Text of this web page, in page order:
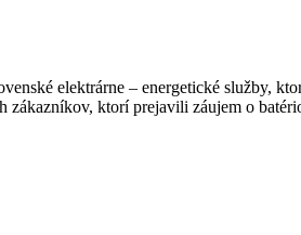
elektrárne – energetické služby,
ktorí prejavili záujem o